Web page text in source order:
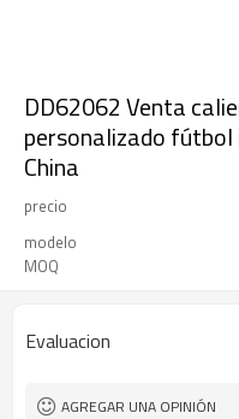
DD62062 Venta
personalizado
China
precio
modelo
MOQ
Evaluacion
AGREGAR UNA OPINIÓN